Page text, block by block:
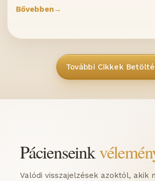
Bővebben
További Cikkek
Pácienseink
Valódi visszajelzések azoktól, akik